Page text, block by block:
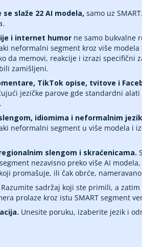
slaže 22 AI modela, samo uz
i internet humor ne samo bukvalne
neformalni segment kroz više
da memovi, reakcije i izrazi specifični
zamišljeni.
TikTok opise, tvitove i
jezičke parove gde standardni alati
idiomima i neformalnim
neformalni segment u više modela i
slengom i skraćenicama.
nezavisno preko više AI
promašuje, ili čak obrće,
Razumite sadržaj koji ste primili, a
prolaze kroz istu SMART segment
Unesite poruku, izaberite jezik i